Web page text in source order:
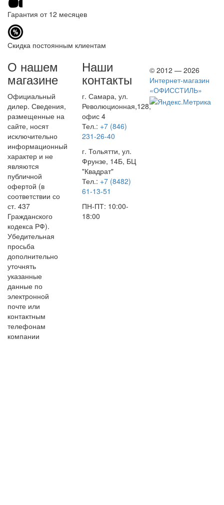
Гарантия от 12 месяцев
Скидка постоянным клиентам
О нашем
магазине
Официальный
дилер. Сведения,
размещенные на
сайте, носят
исключительно
информационный
характер и не
являются
публичной
офертой (в
соответствии со
ст. 437
Гражданского
кодекса РФ).
Убедительная
просьба
дополнительно
уточнять
указанные
данные по
электронной
почте или
контактным
телефонам
компании
Наши
контакты
г. Самара, ул.
Революционная,128,
офис 4
Тел.: +7 (846)
231-26-40
г. Тольятти, ул.
Фрунзе, 14Б, БЦ
"Квадрат"
Тел.: +7 (8482)
61-13-51
ПН-ПТ: 10:00-
18:00
© 2012 — 2026
Интернет-магазин
«ОФИССТИЛЬ»